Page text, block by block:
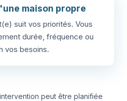
maison propre
suit vos priorités. Vous
durée, fréquence ou
vos besoins.
peut être planifiée